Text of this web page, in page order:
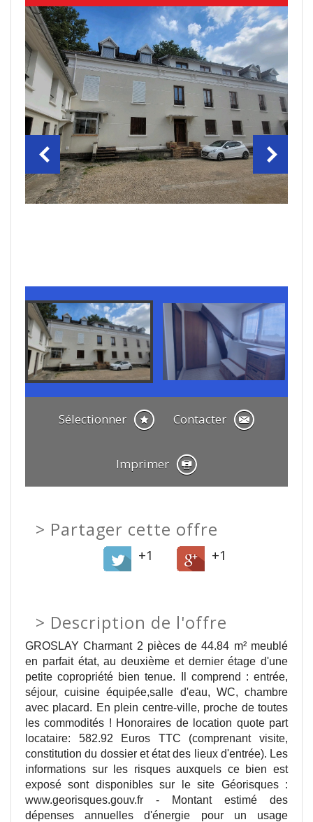
Sélectionner Contacter
Imprimer
Partager cette offre
+1 +1
> Description de l'offre
GROSLAY Charmant 2 pièces de 44.84 m² meublé
en parfait état, au deuxième et dernier étage d'une
petite copropriété bien tenue. Il comprend : entrée,
séjour, cuisine équipée,salle d'eau, WC, chambre
avec placard. En plein centre-ville, proche de toutes
les commodités ! Honoraires de location quote part
locataire: 582.92 Euros TTC (comprenant visite,
constitution du dossier et état des lieux d'entrée). Les
informations sur les risques auxquels ce bien est
exposé sont disponibles sur le site Géorisques :
www.georisques.gouv.fr - Montant estimé des
dépenses annuelles d'énergie pour un usage